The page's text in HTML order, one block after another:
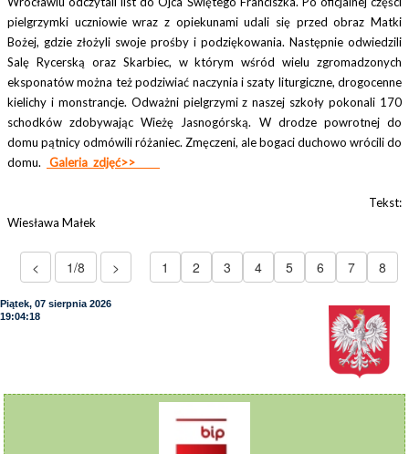
pielgrzymki uczniowie wraz z opiekunami udali się przed obraz Matki
Bożej, gdzie złożyli swoje prośby i podziękowania. Następnie odwiedzili
Salę Rycerską oraz Skarbiec, w którym wśród wielu zgromadzonych
eksponatów można też podziwiać naczynia i szaty liturgiczne, drogocenne
kielichy i monstrancje. Odważni pielgrzymi z naszej szkoły pokonali 170
schodków zdobywając Wieżę Jasnogórską. W drodze powrotnej do
domu pątnicy odmówili różaniec. Zmęczeni, ale bogaci duchowo wrócili do
domu.
Galeria zdjęć>>
Tekst:
Wiesława Małek
< 1/8 > 1 2 3 4 5 6 7 8
Piątek, 07 sierpnia 2026
19:04:19